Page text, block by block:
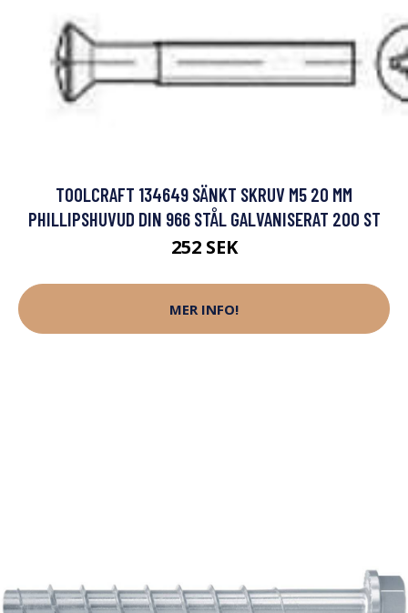
TOOLCRAFT 134649 SÄNKT SKRUV M5 20 MM
PHILLIPSHUVUD DIN 966 STÅL GALVANISERAT 200 ST
252 SEK
MER INFO!